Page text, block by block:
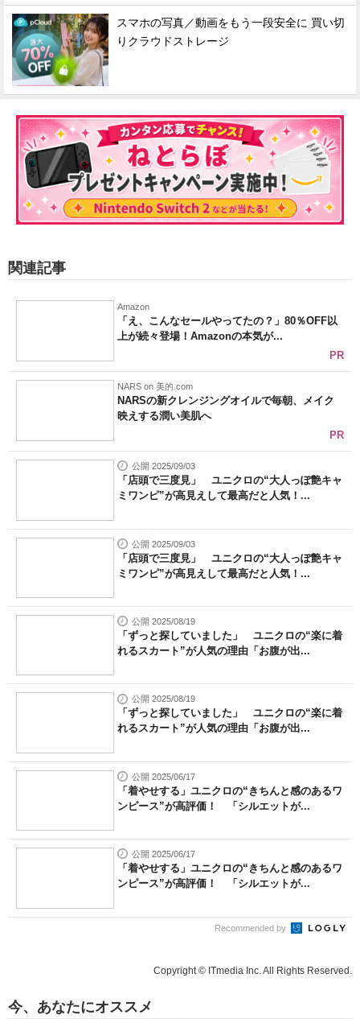
スマホの写真／動画をもう一段安全に 買い切
りクラウドストレージ
関連記事
Amazon
「え、こんなセールやってたの？」80％OFF以
上が続々登場！Amazonの本気が...
PR
NARS on 美的.com
NARSの新クレンジングオイルで毎朝、メイク
映えする潤い美肌へ
PR
公開 2025/09/03
「店頭で三度見」 ユニクロの“大人っぽ艶キャ
ミワンピ”が高見えして最高だと人気！...
公開 2025/09/03
「店頭で三度見」 ユニクロの“大人っぽ艶キャ
ミワンピ”が高見えして最高だと人気！...
公開 2025/08/19
「ずっと探していました」 ユニクロの“楽に着
れるスカート”が人気の理由「お腹が出...
公開 2025/08/19
「ずっと探していました」 ユニクロの“楽に着
れるスカート”が人気の理由「お腹が出...
公開 2025/06/17
「着やせする」ユニクロの“きちんと感のあるワ
ンピース”が高評価！ 「シルエットが...
公開 2025/06/17
「着やせする」ユニクロの“きちんと感のあるワ
ンピース”が高評価！ 「シルエットが...
Recommended by
Copyright © ITmedia Inc. All Rights Reserved.
今、あなたにオススメ